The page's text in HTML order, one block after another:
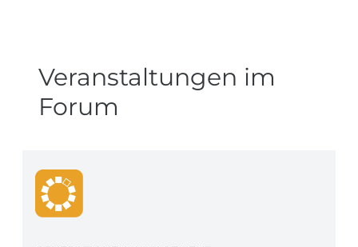
Veranstaltungen im
Forum